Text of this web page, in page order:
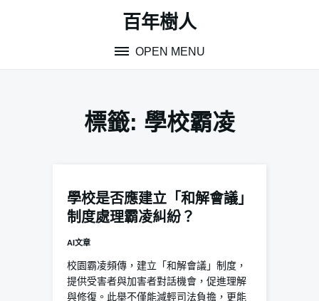
百年樹人
OPEN MENU
標籤: 學校霸凌
學校是否應建立「和解會議」
制度處理霸凌糾紛？
AI文章
校園霸凌頻傳，建立「和解會議」制度，
提供受害者與加害者對話機會，促進理解
與修復。此舉不僅能減輕司法負擔，更能